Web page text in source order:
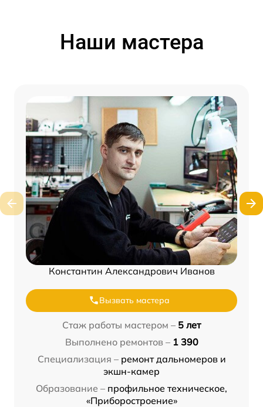
Наши мастера
Константин Александрович Иванов
Вызвать мастера
Стаж работы мастером – 5 лет
Выполнено ремонтов – 1 390
Специализация – ремонт дальномеров и
экшн-камер
Образование – профильное техническое,
«Приборостроение»